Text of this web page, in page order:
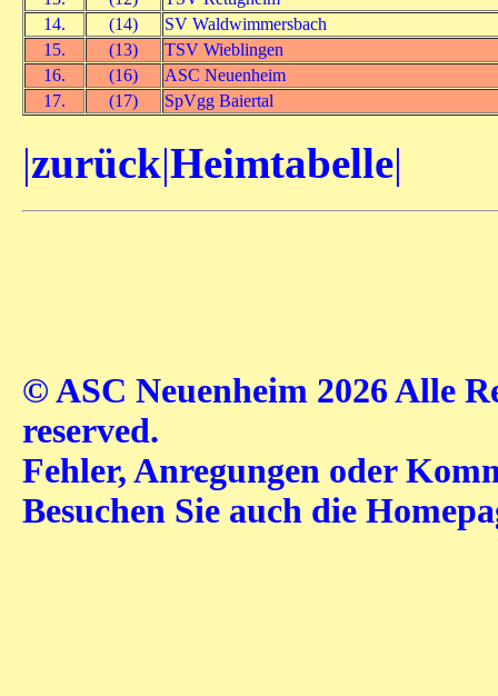
14.
(14)
SV Waldwimmersbach
15.
(13)
TSV Wieblingen
16.
(16)
ASC Neuenheim
17.
(17) SpVgg Baiertal
|zurück|Heimtabelle|
© ASC Neuenheim 2026 Alle
reserved.
Fehler, Anregungen oder
Besuchen Sie auch die